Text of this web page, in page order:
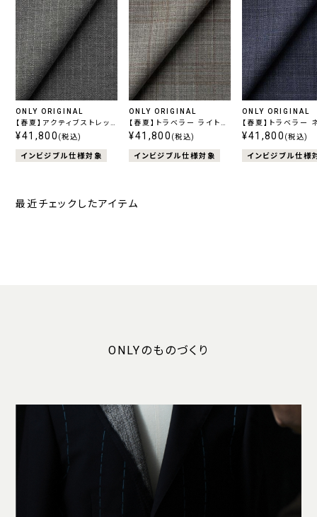
ONLY ORIGINAL
【春夏】アクティブストレッ
チ グレーストライプ
¥41,800 (税込)
インビジブル仕様対象
ONLY ORIGINAL
【春夏】トラベラー ライトグ
レーチェック
¥41,800 (税込)
インビジブル仕様対象
ONLY ORIGINAL
【春夏】トラベラー ネイビー
チェック
¥41,800 (税込)
インビジブル仕様
最近チェックしたアイテム
ONLYのものづくり